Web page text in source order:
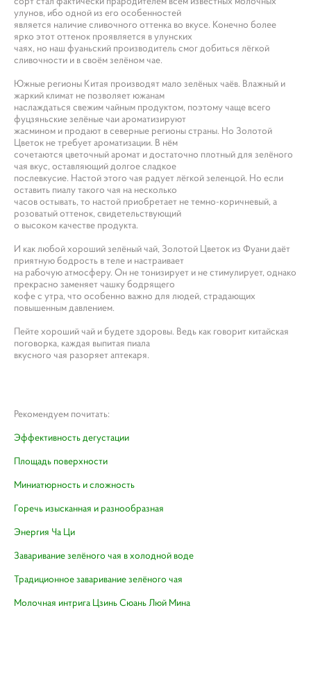
улунов, ибо одной из его особенностей
является наличие сливочного оттенка во вкусе. Конечно более
ярко этот оттенок проявляется в улунских
чаях, но наш фуаньский производитель смог добиться лёгкой
сливочности и в своём зелёном чае.
Южные регионы Китая производят мало зелёных чаёв. Влажный и
жаркий климат не позволяет южанам
наслаждаться свежим чайным продуктом, поэтому чаще всего
фуцзяньские зелёные чаи ароматизируют
жасмином и продают в северные регионы страны. Но Золотой
Цветок не требует ароматизации. В нём
сочетаются цветочный аромат и достаточно плотный для зелёного
чая вкус, оставляющий долгое сладкое
послевкусие. Настой этого чая радует лёгкой зеленцой. Но если
оставить пиалу такого чая на несколько
часов остывать, то настой приобретает не темно-коричневый, а
розоватый оттенок, свидетельствующий
о высоком качестве продукта.
И как любой хороший зелёный чай, Золотой Цветок из Фуани даёт
приятную бодрость в теле и настраивает
на рабочую атмосферу. Он не тонизирует и не стимулирует, однако
прекрасно заменяет чашку бодрящего
кофе с утра, что особенно важно для людей, страдающих
повышенным давлением.
Пейте хороший чай и будете здоровы. Ведь как говорит китайская
поговорка, каждая выпитая пиала
вкусного чая разоряет аптекаря.
Рекомендуем почитать:
Эффективность дегустации
Площадь поверхности
Миниатюрность и сложность
Горечь изысканная и разнообразная​
Энергия Ча Ци
Заваривание зелёного чая в холодной воде
Традиционное заваривание зелёного чая
Молочная интрига Цзинь Сюань Люй Мина